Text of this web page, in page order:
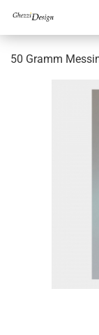
50 Gramm